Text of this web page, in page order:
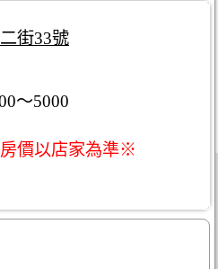
街33號
～5000
價以店家為準※